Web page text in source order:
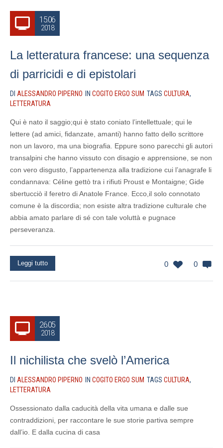
15.06
2018
La letteratura francese: una sequenza
di parricidi e di epistolari
DI ALESSANDRO PIPERNO IN COGITO ERGO SUM TAGS CULTURA,
LETTERATURA
Qui è nato il saggio;qui è stato coniato l’intellettuale; qui le
lettere (ad amici, fidanzate, amanti) hanno fatto dello scrittore
non un lavoro, ma una biografia. Eppure sono parecchi gli autori
transalpini che hanno vissuto con disagio e apprensione, se non
con vero disgusto, l’appartenenza alla tradizione cui l’anagrafe li
condannava: Céline gettò tra i rifiuti Proust e Montaigne; Gide
sbertucciò il feretro di Anatole France. Ecco,il solo connotato
comune è la discordia; non esiste altra tradizione culturale che
abbia amato parlare di sé con tale voluttà e pugnace
perseveranza.
0 0
Leggi tutto
26.05
2018
Il nichilista che svelò l’America
DI ALESSANDRO PIPERNO IN COGITO ERGO SUM TAGS CULTURA,
LETTERATURA
Ossessionato dalla caducità della vita umana e dalle sue
contraddizioni, per raccontare le sue storie partiva sempre
dall’io. E dalla cucina di casa